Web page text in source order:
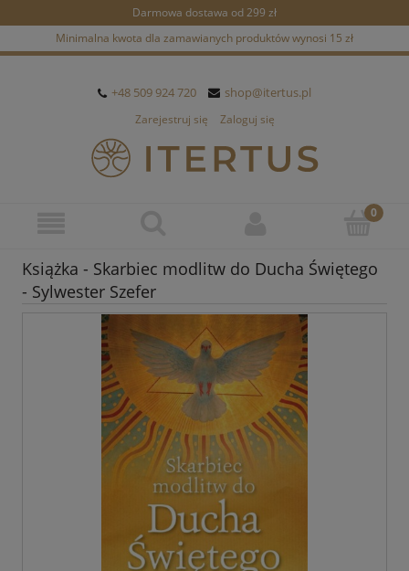
Darmowa dostawa od 299 zł
Minimalna kwota dla zamawianych produktów wynosi 15 zł
+48 509 924 720 shop@itertus.pl
Zarejestruj się Zaloguj się
Książka - Skarbiec modlitw do Ducha Świętego
- Sylwester Szefer